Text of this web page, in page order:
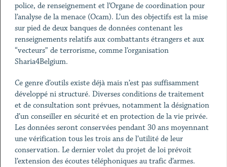
police, de renseignement et l’Organe de coordination pour
l’analyse de la menace (Ocam). L’un des objectifs est la mise
sur pied de deux banques de données contenant les
renseignements relatifs aux combattants étrangers et aux
“vecteurs” de terrorisme, comme l’organisation
Sharia4Belgium.
Ce genre d’outils existe déjà mais n’est pas suffisamment
développé ni structuré. Diverses conditions de traitement
et de consultation sont prévues, notamment la désignation
d’un conseiller en sécurité et en protection de la vie privée.
Les données seront conservées pendant 30 ans moyennant
une vérification tous les trois ans de l’utilité de leur
conservation. Le dernier volet du projet de loi prévoit
l’extension des écoutes téléphoniques au trafic d’armes.